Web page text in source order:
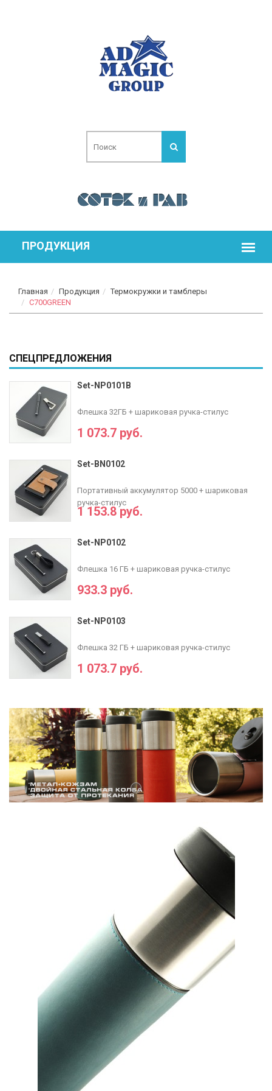
Главная Продукция
Термокружки и тамблеры
С700GREEN
СПЕЦПРЕДЛОЖЕНИЯ
Set-NP0101B
Флешка 32ГБ + шариковая ручка-стилус
1 073.7 руб.
Set-BN0102
Портативный аккумулятор 5000 + шариковая
ручка-стилус
1 153.8 руб.
Set-NP0102
Флешка 16 ГБ + шариковая ручка-стилус
933.3 руб.
Set-NP0103
Флешка 32 ГБ + шариковая ручка-стилус
1 073.7 руб.